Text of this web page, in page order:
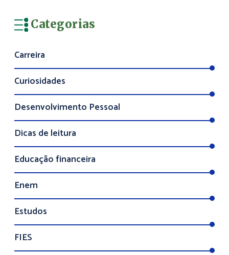
Categorias
Carreira
Curiosidades
Desenvolvimento Pessoal
Dicas de leitura
Educação financeira
Enem
Estudos
FIES